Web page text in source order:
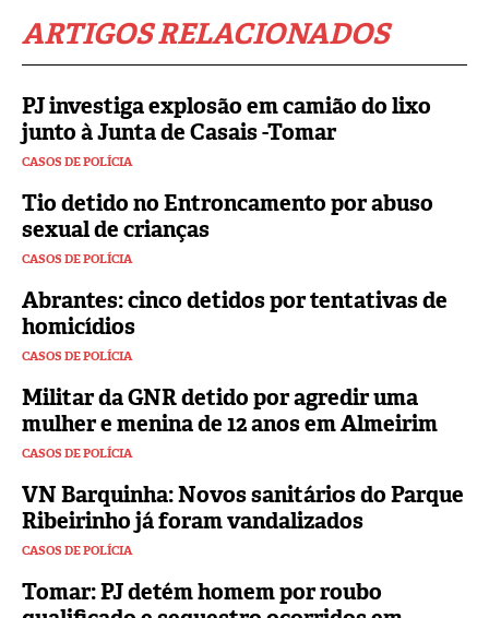
ARTIGOS RELACIONADOS
PJ investiga explosão em camião do lixo
junto à Junta de Casais -Tomar
CASOS DE POLÍCIA
Tio detido no Entroncamento por abuso
sexual de crianças
CASOS DE POLÍCIA
Abrantes: cinco detidos por tentativas de
homicídios
CASOS DE POLÍCIA
Militar da GNR detido por agredir uma
mulher e menina de 12 anos em Almeirim
CASOS DE POLÍCIA
VN Barquinha: Novos sanitários do Parque
Ribeirinho já foram vandalizados
CASOS DE POLÍCIA
Tomar: PJ detém homem por roubo